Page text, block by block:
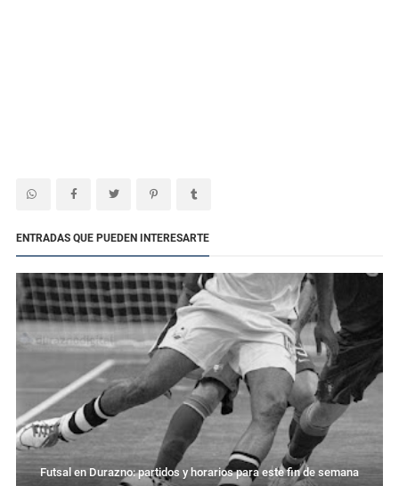
ENTRADAS QUE PUEDEN INTERESARTE
Futsal en Durazno: partidos y horarios para este fin de semana